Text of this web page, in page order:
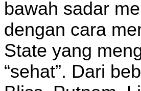
bawah sadar
dengan cara
State yang
“sehat”. Dari